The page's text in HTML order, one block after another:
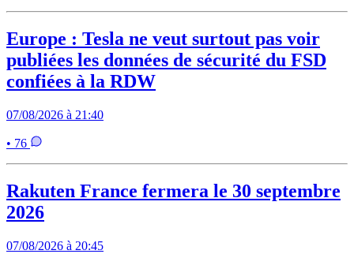
Europe : Tesla ne veut surtout pas voir
publiées les données de sécurité du FSD
confiées à la RDW
07/08/2026 à 21:40
• 76
Rakuten France fermera le 30 septembre
2026
07/08/2026 à 20:45